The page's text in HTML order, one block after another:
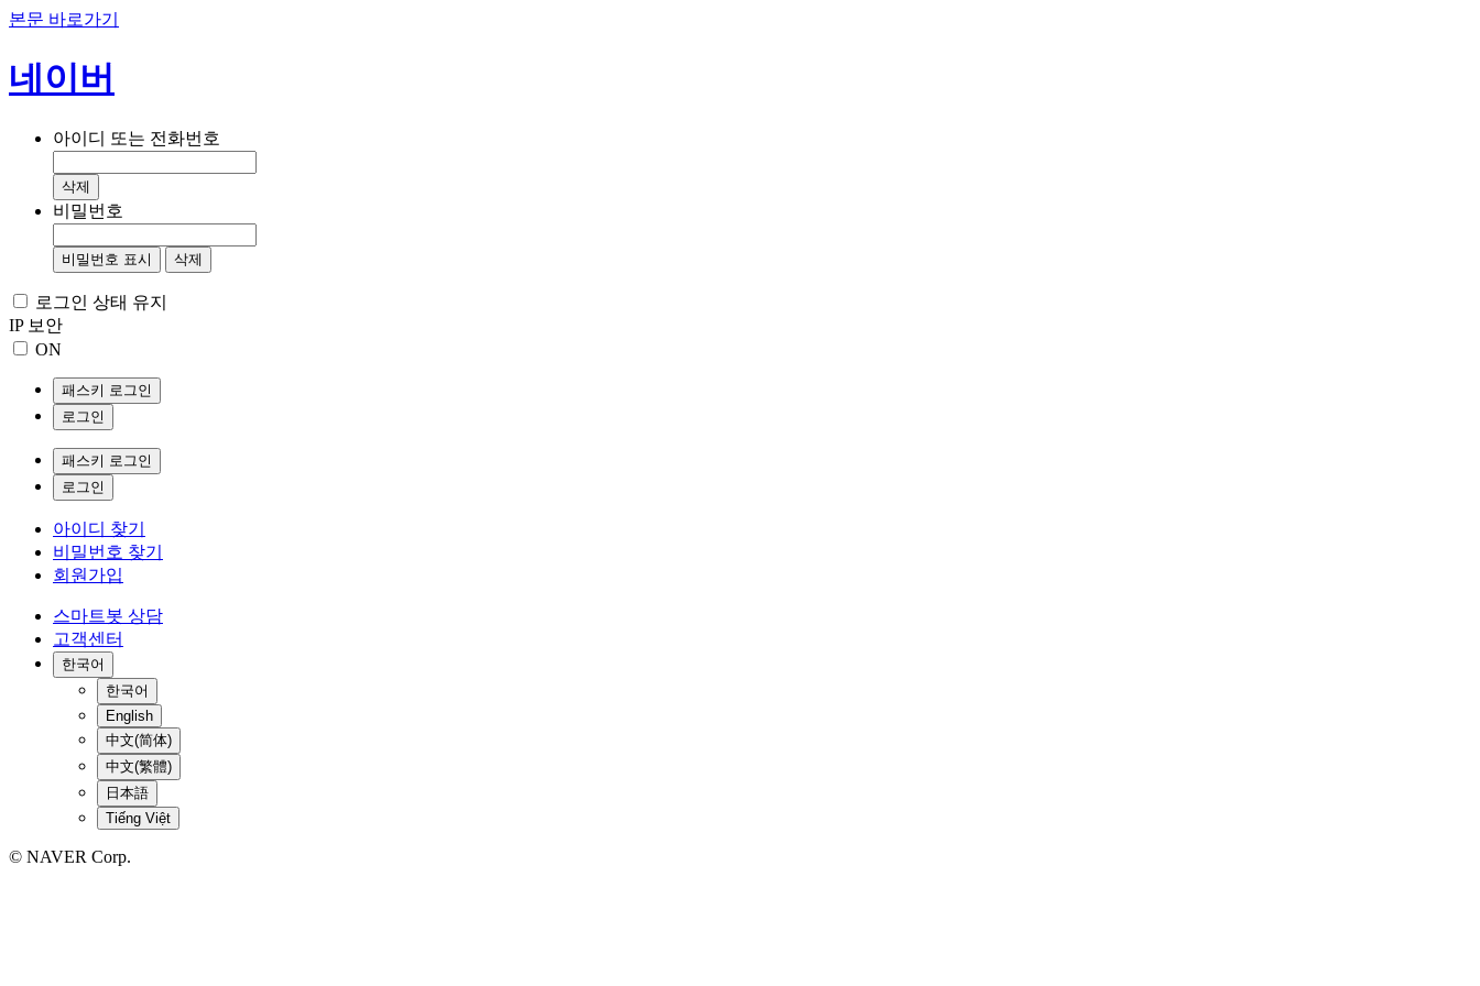
본문 바로가기
네이버
아이디 또는 전화번호
삭제
비밀번호
비밀번호 표시 삭제
로그인 상태 유지
IP 보안
ON
패스키 로그인
로그인
패스키 로그인
로그인
아이디 찾기
비밀번호 찾기
회원가입
스마트봇 상담
고객센터
한국어
한국어
English
中文(简体)
中文(繁體)
日本語
Tiếng Việt
© NAVER Corp.